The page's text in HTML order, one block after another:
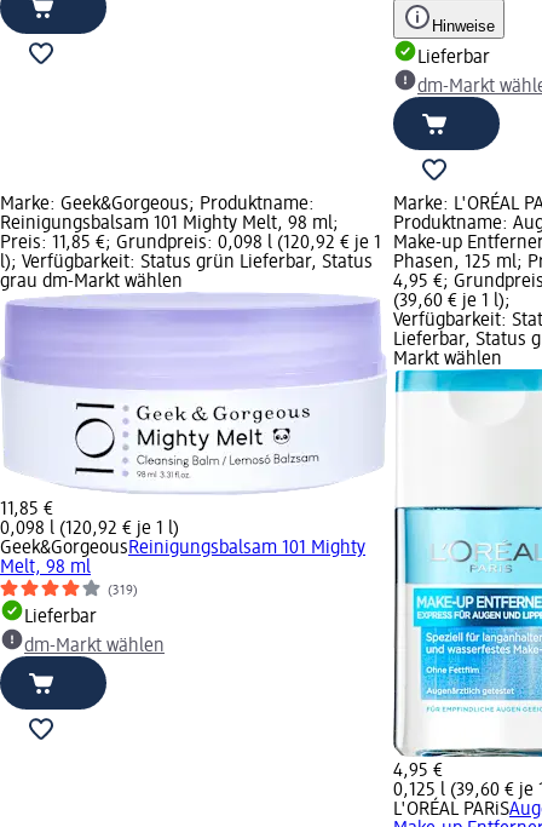
Hinweise
Lieferbar
dm-Markt
Marke: Geek&Gorgeous; Produktname:
Reinigungsbalsam 101 Mighty Melt, 98 ml;
Preis: 11,85 €; Grundpreis: 0,098 l (120,92 € je 1
l); Verfügbarkeit: Status grün Lieferbar, Status
grau dm-Markt wählen
11,85 €
0,098 l (120,92 € je 1 l)
Geek&GorgeousReinigungsbalsam 101 Mighty
Melt, 98 ml
(319)
Lieferbar
dm-Markt wählen
Marke: L'ORÉAL
Produktname:
Make-up
Phasen, 125 ml;
4,95 €;
(39,60 € je 1 l);
Verfügbarkeit:
Lieferbar, Status
Markt wählen
4,95 €
0,125 l (39,60 € je
L'ORÉAL PARiS